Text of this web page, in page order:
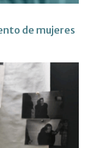
de mujeres